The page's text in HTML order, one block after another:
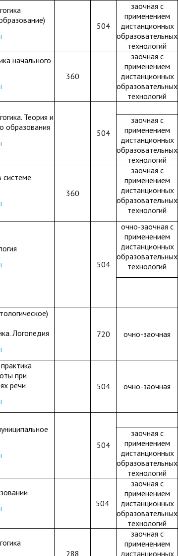
504
заочная с
применением
дистанционных
образовательных
технологий
начального
360
заочная с
применением
дистанционных
образовательных
технологий
Теория и
образования
504
заочная с
применением
дистанционных
образовательных
технологий
системе
360
заочная с
применением
дистанционных
образовательных
технологий
504
очно-заочная с
применением
дистанционных
образовательных
технологий
Логопедия
720 очно-заочная
при
речи
504 очно-заочная
504
заочная с
применением
дистанционных
образовательных
технологий
504
заочная с
применением
дистанционных
образовательных
технологий
288
заочная с
применением
дистанционных